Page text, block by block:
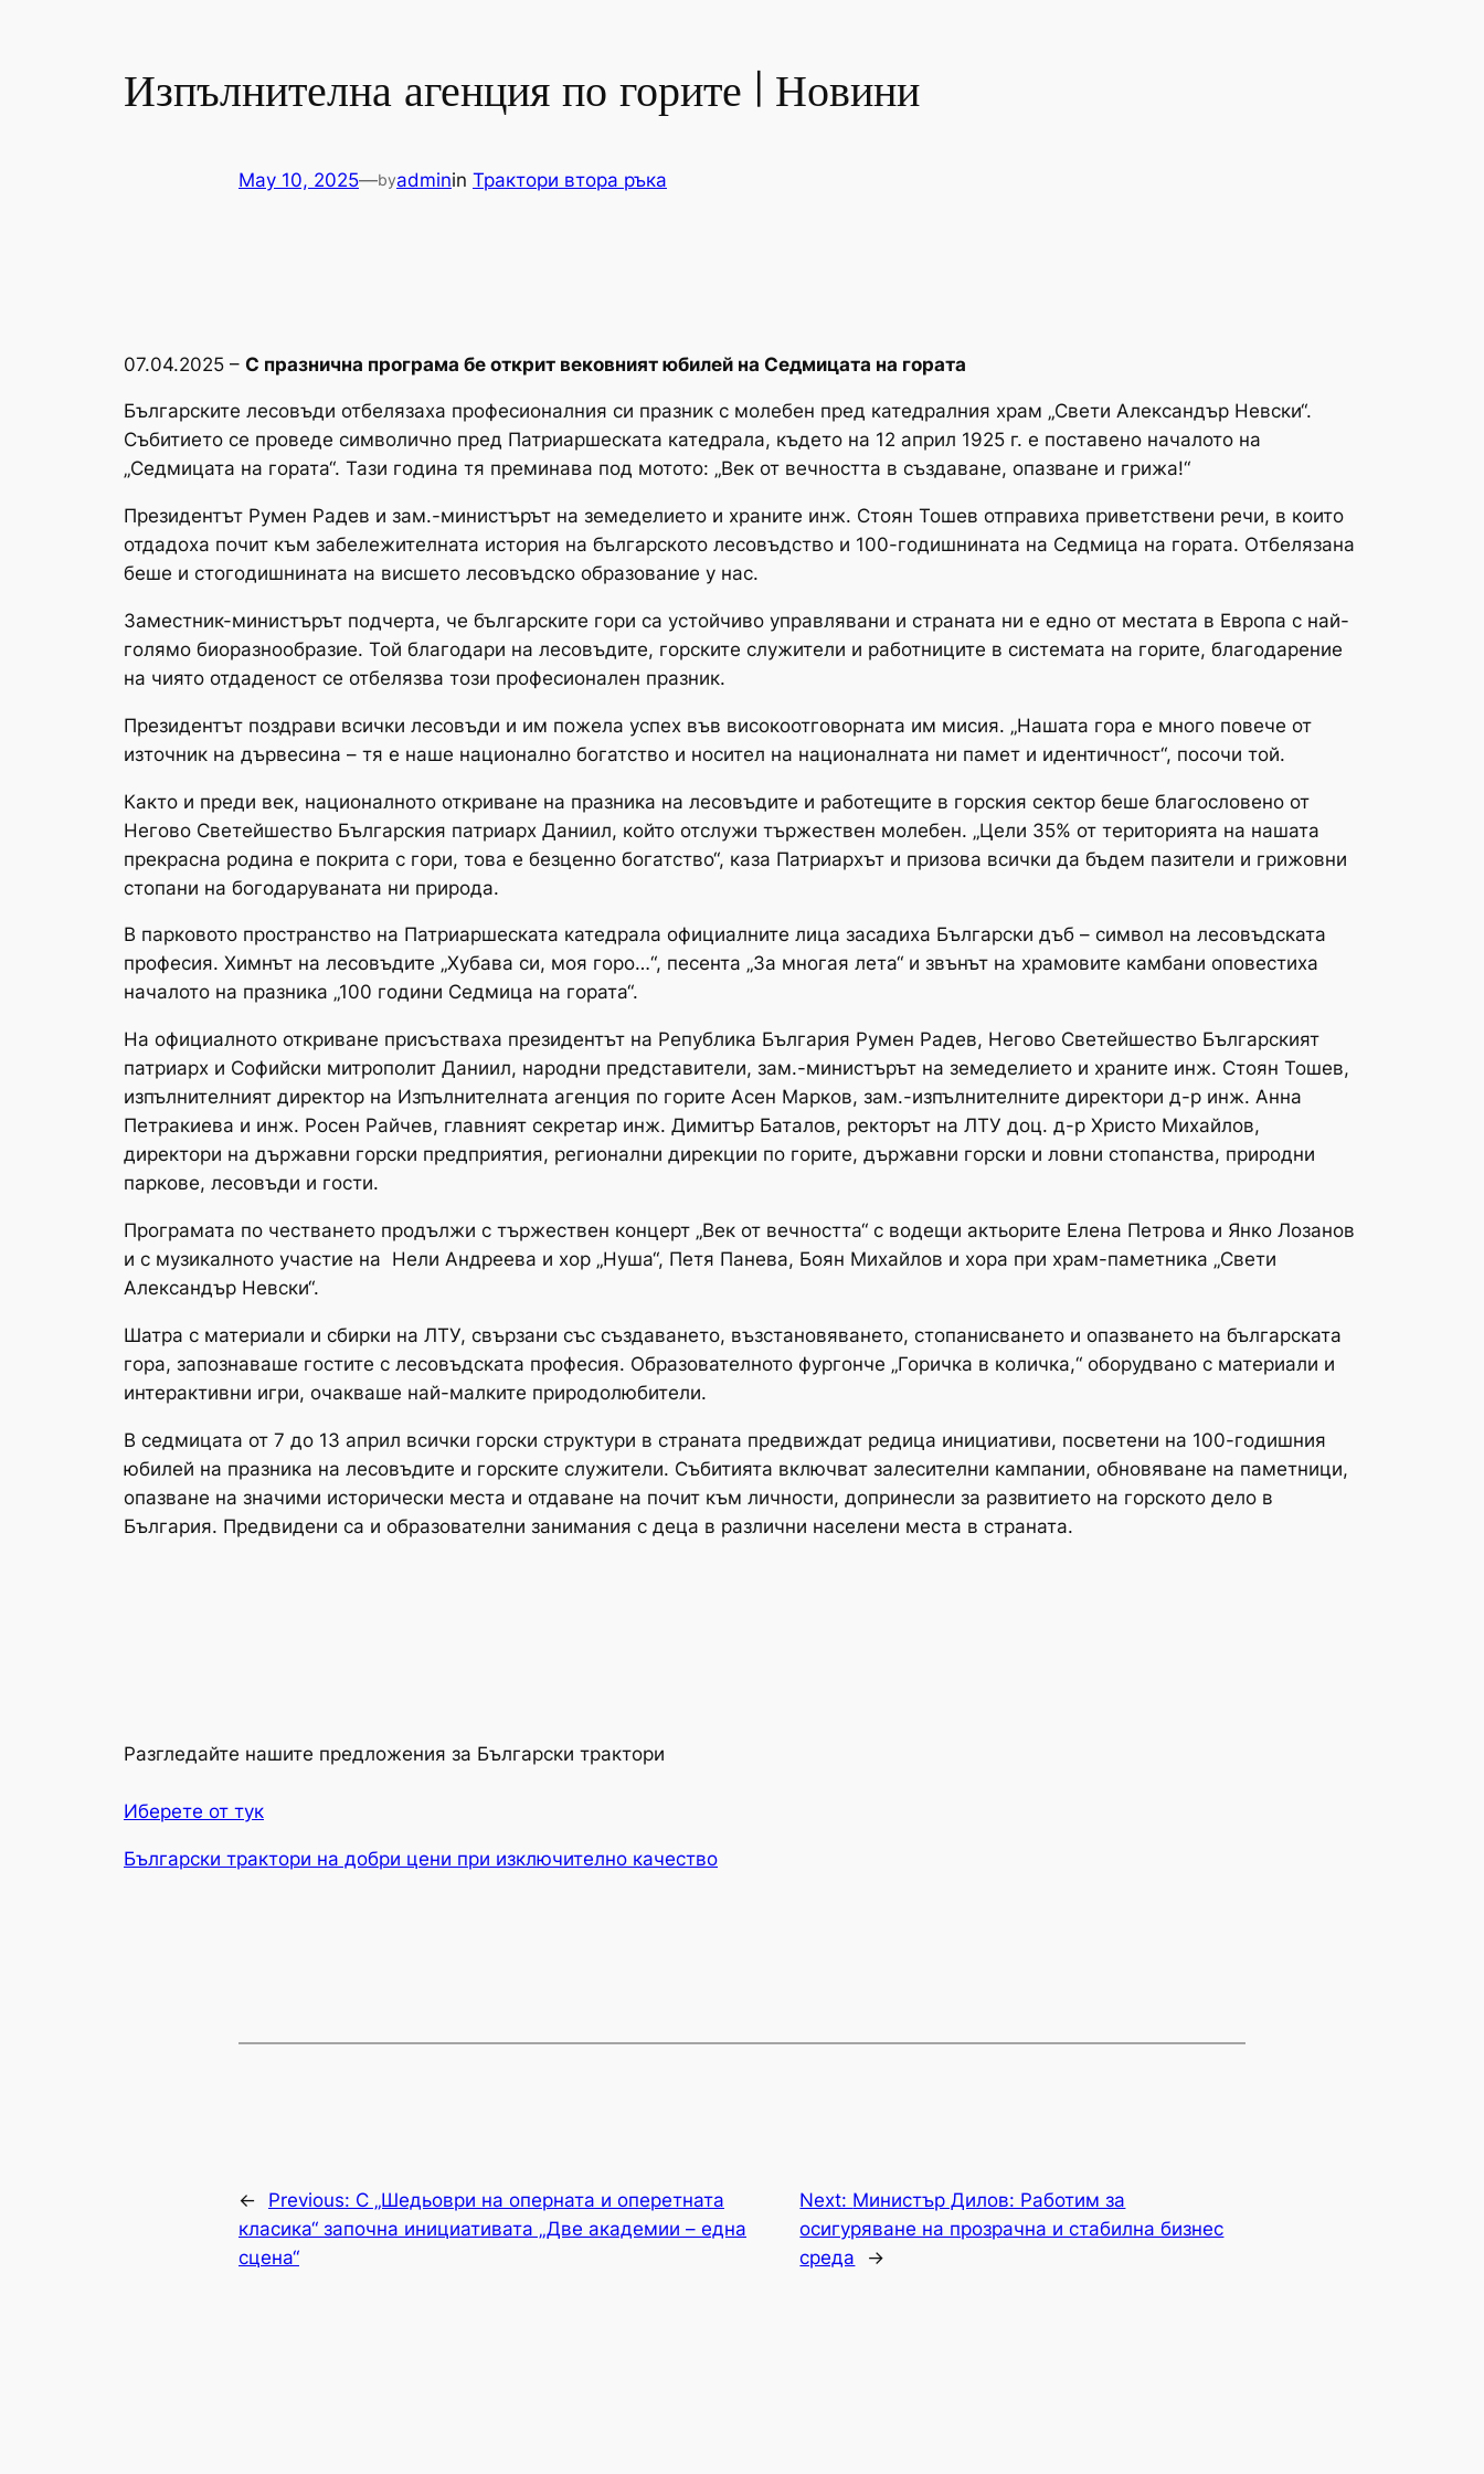
Изпълнителна агенция по горите | Новини
May 10, 2025—byadminin Трактори втора ръка
07.04.2025 – С празнична програма бе открит вековният юбилей на Седмицата на гората
Българските лесовъди отбелязаха професионалния си празник с молебен пред катедралния храм „Свети Александър Невски“.
Събитието се проведе символично пред Патриаршеската катедрала, където на 12 април 1925 г. е поставено началото на
„Седмицата на гората“. Тази година тя преминава под мотото: „Век от вечността в създаване, опазване и грижа!“
Президентът Румен Радев и зам.-министърът на земеделието и храните инж. Стоян Тошев отправиха приветствени речи, в които
отдадоха почит към забележителната история на българското лесовъдство и 100-годишнината на Седмица на гората. Отбелязана
беше и стогодишнината на висшето лесовъдско образование у нас.
Заместник-министърът подчерта, че българските гори са устойчиво управлявани и страната ни е едно от местата в Европа с най-
голямо биоразнообразие. Той благодари на лесовъдите, горските служители и работниците в системата на горите, благодарение
на чиято отдаденост се отбелязва този професионален празник.
Президентът поздрави всички лесовъди и им пожела успех във високоотговорната им мисия. „Нашата гора е много повече от
източник на дървесина – тя е наше национално богатство и носител на националната ни памет и идентичност“, посочи той.
Както и преди век, националното откриване на празника на лесовъдите и работещите в горския сектор беше благословено от
Негово Светейшество Българския патриарх Даниил, който отслужи тържествен молебен. „Цели 35% от територията на нашата
прекрасна родина е покрита с гори, това е безценно богатство“, каза Патриархът и призова всички да бъдем пазители и грижовни
стопани на богодаруваната ни природа.
В парковото пространство на Патриаршеската катедрала официалните лица засадиха Български дъб – символ на лесовъдската
професия. Химнът на лесовъдите „Хубава си, моя горо…“, песента „За многая лета“ и звънът на храмовите камбани оповестиха
началото на празника „100 години Седмица на гората“.
На официалното откриване присъстваха президентът на Република България Румен Радев, Негово Светейшество Българският
патриарх и Софийски митрополит Даниил, народни представители, зам.-министърът на земеделието и храните инж. Стоян Тошев,
изпълнителният директор на Изпълнителната агенция по горите Асен Марков, зам.-изпълнителните директори д-р инж. Анна
Петракиева и инж. Росен Райчев, главният секретар инж. Димитър Баталов, ректорът на ЛТУ доц. д-р Христо Михайлов,
директори на държавни горски предприятия, регионални дирекции по горите, държавни горски и ловни стопанства, природни
паркове, лесовъди и гости.
Програмата по честването продължи с тържествен концерт „Век от вечността“ с водещи актьорите Елена Петрова и Янко Лозанов
и с музикалното участие на Нели Андреева и хор „Нуша“, Петя Панева, Боян Михайлов и хора при храм-паметника „Свети
Александър Невски“.
Шатра с материали и сбирки на ЛТУ, свързани със създаването, възстановяването, стопанисването и опазването на българската
гора, запознаваше гостите с лесовъдската професия. Образователното фургонче „Горичка в количка,“ оборудвано с материали и
интерактивни игри, очакваше най-малките природолюбители.
В седмицата от 7 до 13 април всички горски структури в страната предвиждат редица инициативи, посветени на 100-годишния
юбилей на празника на лесовъдите и горските служители. Събитията включват залесителни кампании, обновяване на паметници,
опазване на значими исторически места и отдаване на почит към личности, допринесли за развитието на горското дело в
България. Предвидени са и образователни занимания с деца в различни населени места в страната.
Разгледайте нашите предложения за Български трактори
Иберете от тук
Български трактори на добри цени при изключително качество
← Previous: С „Шедьоври на оперната и оперетната
класика“ започна инициативата „Две академии – една
сцена“
Next: Министър Дилов: Работим за
осигуряване на прозрачна и стабилна бизнес
среда
→